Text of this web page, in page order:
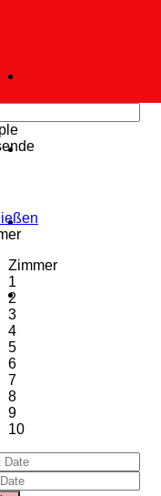
Zimmer
1
2
3
4
5
6
7
8
9
10